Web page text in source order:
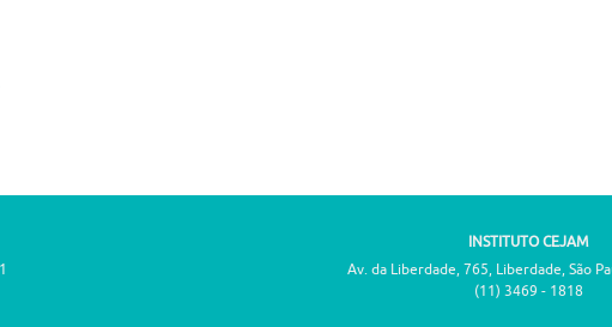
INSTITUTO CEJAM
Av. da Liberdade, 765, Liberdade, São
(11) 3469 - 1818